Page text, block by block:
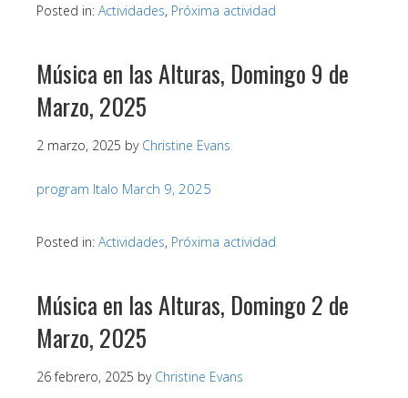
Posted in: Actividades, Próxima actividad
Música en las Alturas, Domingo 9 de
Marzo, 2025
2 marzo, 2025 by Christine Evans
program Italo March 9, 2025
Posted in: Actividades, Próxima actividad
Música en las Alturas, Domingo 2 de
Marzo, 2025
26 febrero, 2025 by Christine Evans